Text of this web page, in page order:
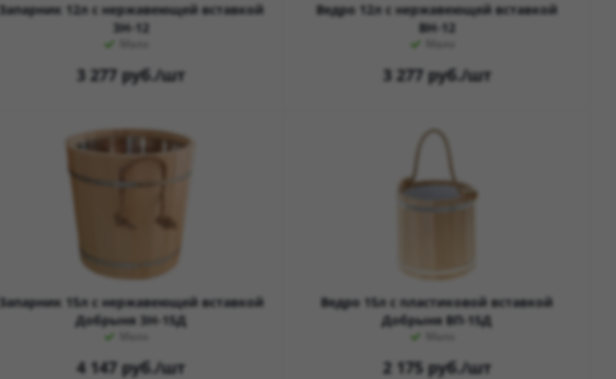
Запарник 12л с нержавеющей вставкой
ЗН-12
3 277руб./шт
Ведро 12л с нержавеющей вставкой
ВН-12
3 277руб./шт
Запарник 15л с нержавеющей вставкой
Добрыня ЗН-15Д
4 147руб./шт
Ведро 15л с пластиковой вставкой
Добрыня ВП-15Д
2 175руб./шт